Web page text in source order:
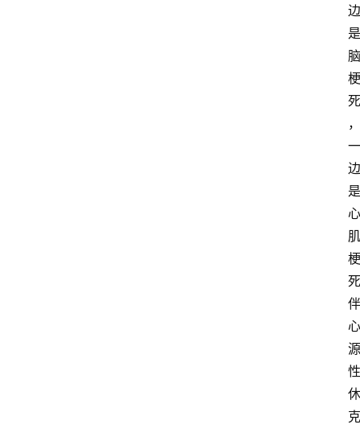
边
是
脑
梗
死
，
一
边
是
心
肌
梗
死
伴
心
源
性
休
克